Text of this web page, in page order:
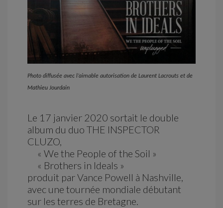
Photo diffusée avec l’aimable autorisation de Laurent Lacrouts et de
Mathieu Jourdain
Le 17 janvier 2020 sortait le double
album du duo THE INSPECTOR
CLUZO,
« We the People of the Soil »
« Brothers in Ideals »
produit par Vance Powell à Nashville,
avec une tournée mondiale débutant
sur les terres de Bretagne.